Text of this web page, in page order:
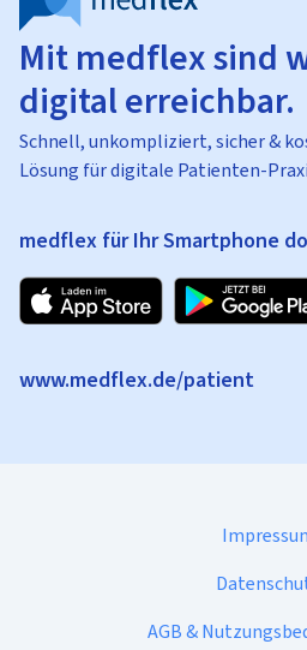
Mit medflex sind
digital erreichbar.
Schnell, unkompliziert, sicher &
Lösung für digitale Patienten-
medflex für Ihr Smartphone
www.medflex.de/patient
AGB &